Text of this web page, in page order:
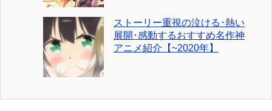
ストーリー重視の泣ける･熱い
展開･感動するおすすめ名作神
アニメ紹介【~2020年】